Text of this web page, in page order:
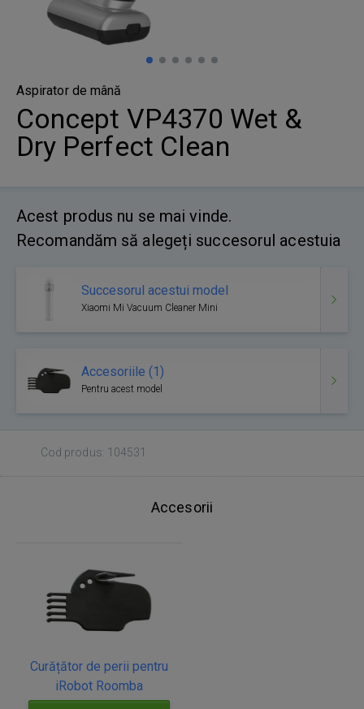
Aspirator de mână
Concept VP4370 Wet &
Dry Perfect Clean
Acest produs nu se mai vinde.
Recomandăm să alegeți succesorul acestuia
Succesorul acestui model
Xiaomi Mi Vacuum Cleaner Mini
Accesoriile (1)
Pentru acest model
Cod produs: 104531
Accesorii
Curățător de perii pentru
iRobot Roomba